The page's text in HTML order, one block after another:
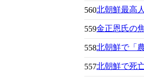
560北朝鮮最高
559金正恩氏の
558北朝鮮で「
557北朝鮮で死